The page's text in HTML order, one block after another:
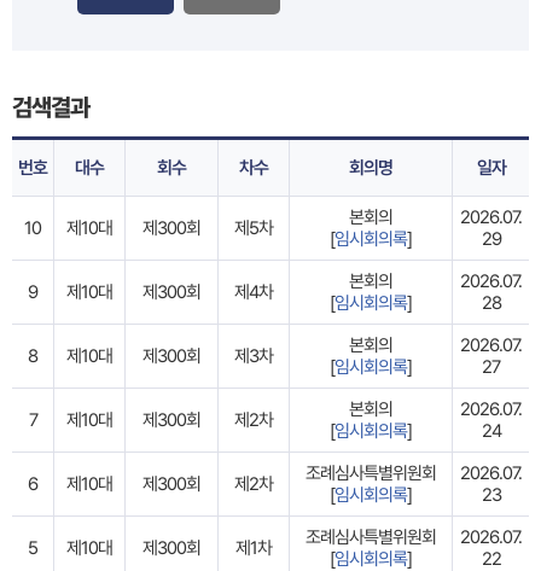
검색결과
번호 대수 회수 차수 회의명 일자
10 제10대 제300회 제5차
본회의
[임시회의록]
2026.07.
29
9 제10대 제300회 제4차
본회의
[임시회의록]
2026.07.
28
8 제10대 제300회 제3차
본회의
[임시회의록]
2026.07.
27
7 제10대 제300회 제2차
본회의
[임시회의록]
2026.07.
24
6 제10대 제300회 제2차
조례심사특별위원회
[임시회의록]
2026.07.
23
5 제10대 제300회 제1차
조례심사특별위원회
[임시회의록]
2026.07.
22